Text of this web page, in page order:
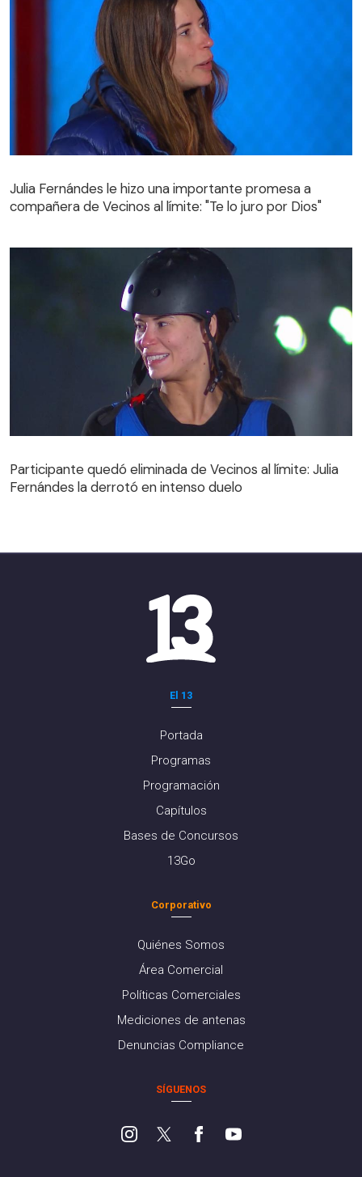
compañera de Vecinos al límite: "Te lo juro por Dios"
Julia Fernándes le hizo una importante promesa a
compañera de Vecinos al límite: "Te lo juro por Dios"
Fernándes la derrotó en intenso duelo
Participante quedó eliminada de Vecinos al límite: Julia
Fernándes la derrotó en intenso duelo
El 13
Portada
Programas
Programación
Capítulos
Bases de Concursos
13Go
Corporativo
Quiénes Somos
Área Comercial
Políticas Comerciales
Mediciones de antenas
Denuncias Compliance
SÍGUENOS